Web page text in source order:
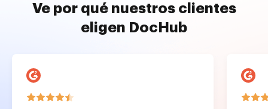
Ve por qué nuestros clientes
eligen DocHub